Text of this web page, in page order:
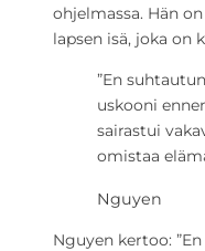
ohjelmassa. Hän
lapsen isä, joka on
”En
uskooni
sairastui
omistaa
Nguyen
Nguyen kertoo: